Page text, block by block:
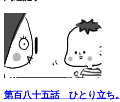
第百八十五話 ひとり立ち。